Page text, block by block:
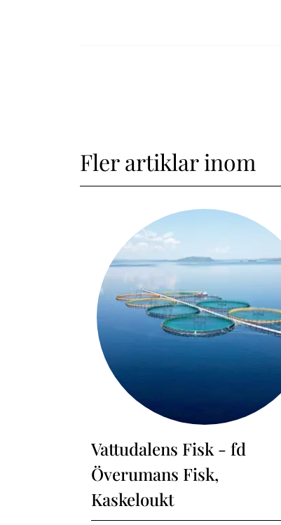
Fler artiklar inom
Vattudalens Fisk - fd
Överumans Fisk,
Kaskeloukt